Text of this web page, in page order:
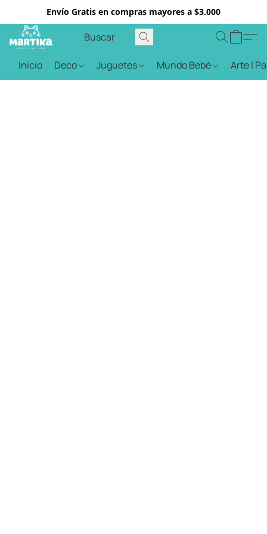
Envío Gratis en compras mayores a $3.000
Inicio Deco Juguetes Mundo Bebé Arte |